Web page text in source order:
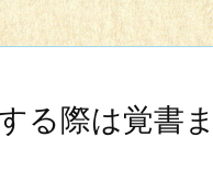
る際は覚書